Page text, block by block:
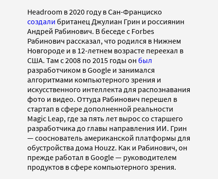
Headroom в 2020 году в Сан-Франциско
создали британец Джулиан Грин и россиянин
Андрей Рабинович. В беседе с Forbes
Рабинович рассказал, что родился в Нижнем
Новгороде и в 12-летнем возрасте переехал в
США. Там с 2008 по 2015 годы он был
разработчиком в Google и занимался
алгоритмами компьютерного зрения и
искусственного интеллекта для распознавания
фото и видео. Оттуда Рабинович перешел в
стартап в сфере дополненной реальности
Magic Leap, где за пять лет вырос со старшего
разработчика до главы направления ИИ. Грин
— сооснователь американской платформы для
обустройства дома Houzz. Как и Рабинович, он
прежде работал в Google — руководителем
продуктов в сфере компьютерного зрения.